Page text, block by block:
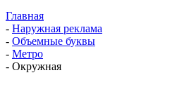
Главная
- Наружная реклама
- Объемные буквы
- Метро
- Окружная